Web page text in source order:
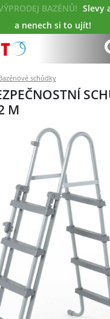
BAZÉNŮ! Slevy
a nenech si to ujít!
schůdky
M